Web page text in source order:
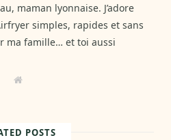
maman lyonnaise. J’adore
simples, rapides et sans
ma famille… et toi aussi
W
POSTS